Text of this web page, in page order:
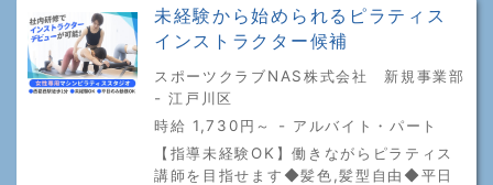
未経験から始められるピラティス
インストラクター候補
スポーツクラブNAS株式会社 新規事業部
- 江戸川区
時給 1,730円～ - アルバイト・パート
【指導未経験OK】働きながらピラティス
講師を目指せます◆髪色,髪型自由◆平日